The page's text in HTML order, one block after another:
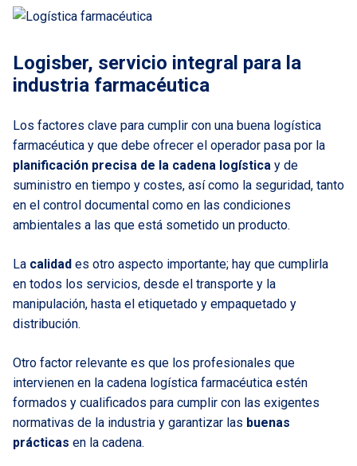
Logisber, servicio integral para la
industria farmacéutica
Los factores clave para cumplir con una buena logística
farmacéutica y que debe ofrecer el operador pasa por la
planificación precisa de la cadena logística y de
suministro en tiempo y costes, así como la seguridad, tanto
en el control documental como en las condiciones
ambientales a las que está sometido un producto.
La calidad es otro aspecto importante; hay que cumplirla
en todos los servicios, desde el transporte y la
manipulación, hasta el etiquetado y empaquetado y
distribución.
Otro factor relevante es que los profesionales que
intervienen en la cadena logística farmacéutica estén
formados y cualificados para cumplir con las exigentes
normativas de la industria y garantizar las buenas
prácticas en la cadena.